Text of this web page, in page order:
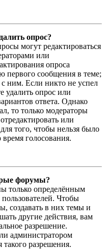
опрос?
могут редактироваться
или
опроса
первого сообщения в теме;
с ним. Если никто не успел
удалить опрос или
ответа. Однако
то только модераторы
или
того, чтобы нельзя было
голосования.
форумы?
только определённым
Чтобы
создавать в них темы и
другие действия, вам
разрешение.
администратором
разрешения.